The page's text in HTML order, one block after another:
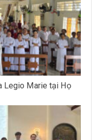
Legio Marie tại Họ